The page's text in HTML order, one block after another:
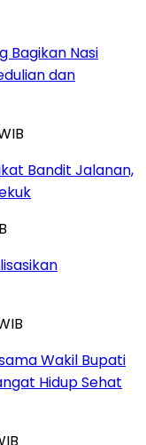
Bagikan Nasi
dan
Bandit Jalanan,
Wakil Bupati
Hidup Sehat